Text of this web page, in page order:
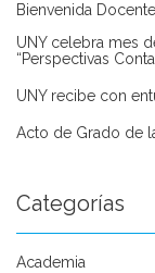
Bienvenida
UNY celebra mes
“Perspectivas
UNY recibe con
Acto de Grado de
Categorías
Academia